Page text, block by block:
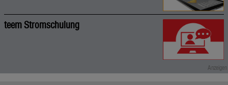
teem Stromschulung